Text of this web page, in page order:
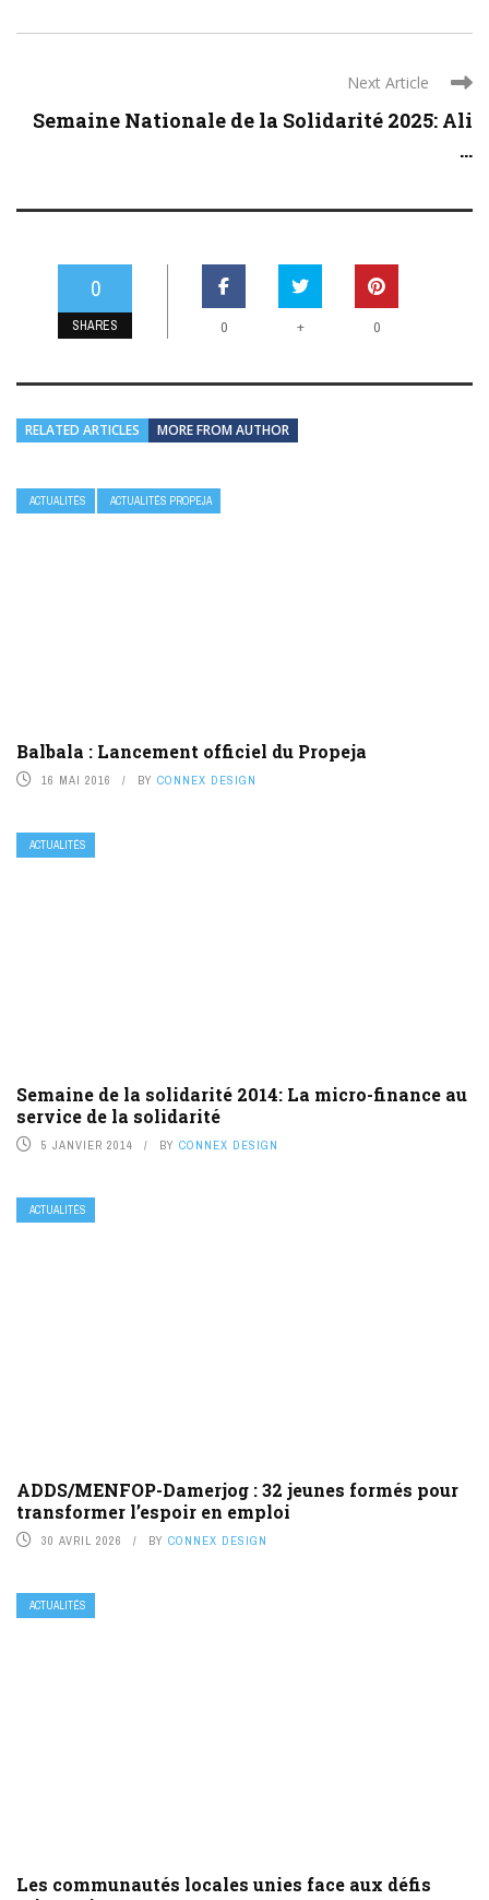
Next Article
Semaine Nationale de la Solidarité 2025: Ali
...
0
SHARES 0 + 0
RELATED ARTICLES MORE FROM AUTHOR
ACTUALITÉS ACTUALITÉS PROPEJA
Balbala : Lancement officiel du Propeja
16 MAI 2016 BY CONNEX DESIGN
ACTUALITÉS
Semaine de la solidarité 2014: La micro-finance au
service de la solidarité
5 JANVIER 2014 BY CONNEX DESIGN
ACTUALITÉS
ADDS/MENFOP-Damerjog : 32 jeunes formés pour
transformer l’espoir en emploi
30 AVRIL 2026 BY CONNEX DESIGN
ACTUALITÉS
Les communautés locales unies face aux défis